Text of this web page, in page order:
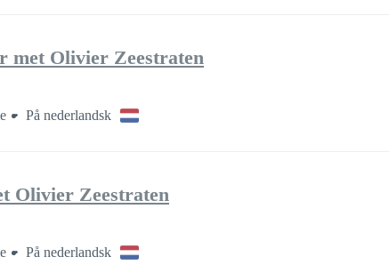
met Olivier Zeestraten
På nederlandsk
Olivier Zeestraten
På nederlandsk